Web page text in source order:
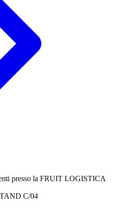
presso la FRUIT LOGISTICA
C/04